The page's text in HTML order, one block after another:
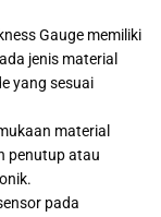
Gauge memiliki
jenis material
yang sesuai
material
penutup atau
pada